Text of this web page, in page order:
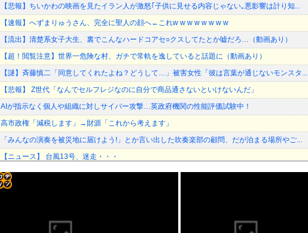
【悲報】ちいかわの映画を見たイラン人が激怒｢子供に見せる内容じゃない｡悪影響は計り知...
【速報】へずまりゅうさん、完全に聖人の顔へ←これw w w w w w w w
【流出】清楚系女子大生、裏でこんなハードコアセ○クスしてたとか嘘だろ…（動画あり）
【超！閲覧注意】世界一危険な村、ガチで常軌を逸していると話題に（動画あり）
【謎】斉藤慎二「同意してくれたよね？どうして…」被害女性「彼は言葉が通じないモンスタ...
【悲報】 Z世代「なんでセルフレジなのに自分で商品通さないといけないんだ」
AIが指示なく個人や組織に対しサイバー攻撃…英政府機関の性能評価試験中！
高市政権「減税します」→財源「これから考えます」
「みんなの演奏を被災地に届けよう!」とか言い出した吹奏楽部の顧問、だが泊まる場所やご...
【ニュース】 台風13号、迷走・・・
【朗報】Amazonで「GANTZ」が全巻100円ｗｗｗｗｗｗｗｗｗｗ他
「外国人は日本人と同じ生活者で、地域の担い手」…多文化共生実現への提言、全国知事会が...
森川ジョージ「みい山アンチは正義を主張する前に漫画の無断転載をやめろよ」←これwww...